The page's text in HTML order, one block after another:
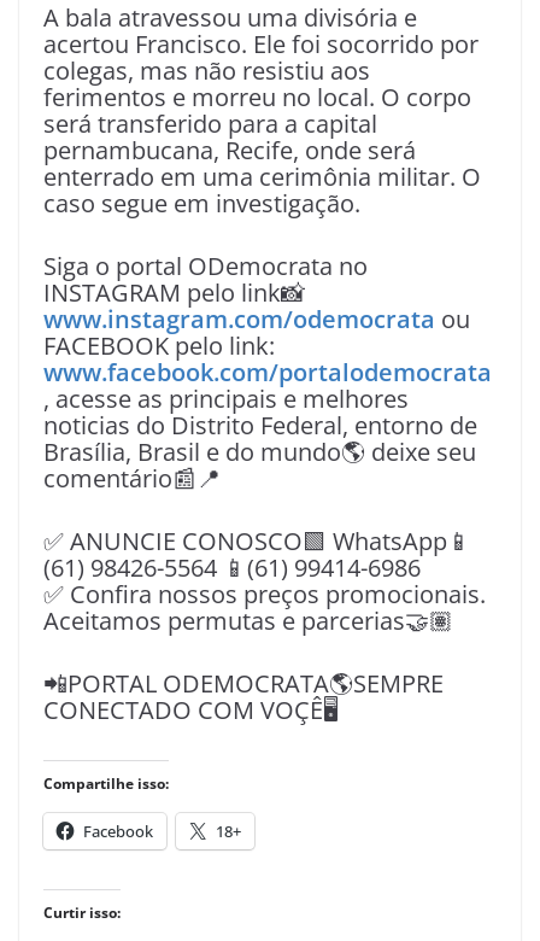
A bala atravessou uma divisória e
acertou Francisco. Ele foi socorrido por
colegas, mas não resistiu aos
ferimentos e morreu no local. O corpo
será transferido para a capital
pernambucana, Recife, onde será
enterrado em uma cerimônia militar. O
caso segue em investigação.
Siga o portal ODemocrata no
INSTAGRAM pelo link📸
www.instagram.com/odemocrata ou
FACEBOOK pelo link:
www.facebook.com/portalodemocrata
, acesse as principais e melhores
noticias do Distrito Federal, entorno de
Brasília, Brasil e do mundo🌎 deixe seu
comentário📰📍
✅ ANUNCIE CONOSCO🟩 WhatsApp📱
(61) 98426-5564 📱(61) 99414-6986
✅ Confira nossos preços promocionais.
Aceitamos permutas e parcerias🤝🏽
📲PORTAL ODEMOCRATA🌎SEMPRE
CONECTADO COM VOÇÊ🖥️
Compartilhe isso:
Facebook 18+
Curtir isso: